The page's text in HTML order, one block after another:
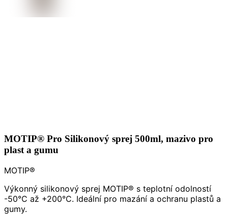
MOTIP® Pro Silikonový sprej 500ml, mazivo pro
plast a gumu
MOTIP®
Výkonný silikonový sprej MOTIP® s teplotní odolností
-50°C až +200°C. Ideální pro mazání a ochranu plastů a
gumy.